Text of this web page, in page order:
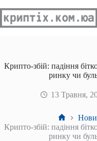
до
вмісту
Крипто-збій: падіння
ринку чи
13 Травня,
Головна
Крипто-збій: падіння
ринку чи